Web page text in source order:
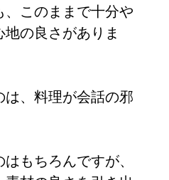
このままで十分や
の良さがありま
は、料理が会話の邪
もちろんですが、